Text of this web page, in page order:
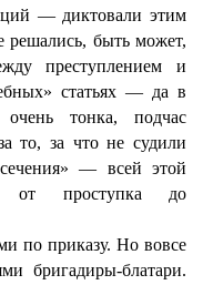
— диктовали этим
решались, быть может,
преступлением и
статьях — да в
тонка, подчас
то, за что не судили
— всей этой
от проступка до
по приказу. Но вовсе
бригадиры-блатари.